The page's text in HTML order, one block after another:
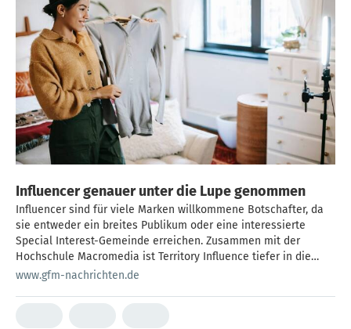
Influencer genauer unter die Lupe genommen
Influencer sind für viele Marken willkommene Botschafter, da
sie entweder ein breites Publikum oder eine interessierte
Special Interest-Gemeinde erreichen. Zusammen mit der
Hochschule Macromedia ist Territory Influence tiefer in die
Materie eingetaucht und hat fünf Influencer-Typen identifiziert,
www.gfm-nachrichten.de